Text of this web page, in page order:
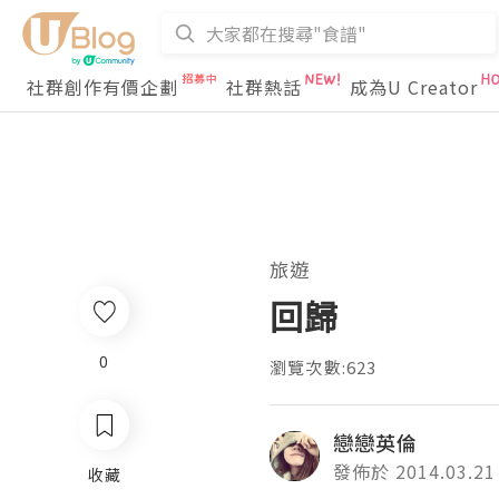
社群創作有價企劃 社群熱話 成為U Creator
旅遊
回歸
瀏覽次數:623
戀戀英倫
發佈於 2014.03.21
0
收藏